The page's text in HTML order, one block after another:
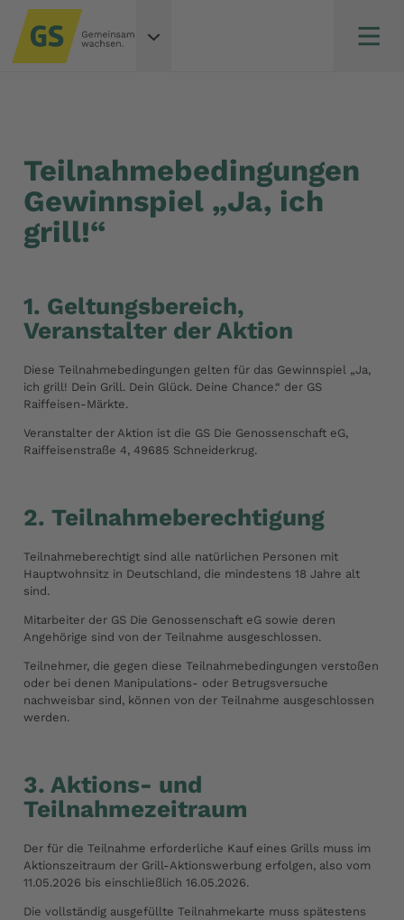
Teilnahmebedingungen
Gewinnspiel „Ja, ich
grill!“
1. Geltungsbereich,
Veranstalter der Aktion
Diese Teilnahmebedingungen gelten für das Gewinnspiel „Ja,
ich grill! Dein Grill. Dein Glück. Deine Chance.“ der GS
Raiffeisen-Märkte.
Veranstalter der Aktion ist die GS Die Genossenschaft eG,
Raiffeisenstraße 4, 49685 Schneiderkrug.
2. Teilnahmeberechtigung
Teilnahmeberechtigt sind alle natürlichen Personen mit
Hauptwohnsitz in Deutschland, die mindestens 18 Jahre alt
sind.
Mitarbeiter der GS Die Genossenschaft eG sowie deren
Angehörige sind von der Teilnahme ausgeschlossen.
Teilnehmer, die gegen diese Teilnahmebedingungen verstoßen
oder bei denen Manipulations- oder Betrugsversuche
nachweisbar sind, können von der Teilnahme ausgeschlossen
werden.
3. Aktions- und
Teilnahmezeitraum
Der für die Teilnahme erforderliche Kauf eines Grills muss im
Aktionszeitraum der Grill-Aktionswerbung erfolgen, also vom
11.05.2026 bis einschließlich 16.05.2026.
Die vollständig ausgefüllte Teilnahmekarte muss spätestens